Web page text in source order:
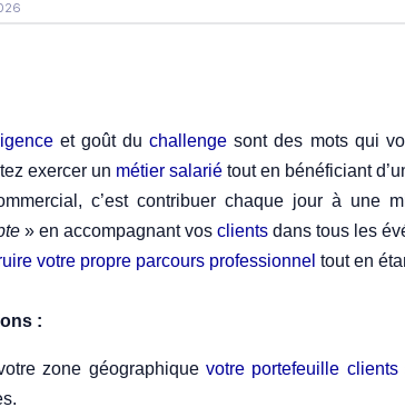
et goût duchallenge sont des mots qui
exercer un métier salarié tout en bénéficiant
c’est contribuer chaque jour à une
» en accompagnant vos clients dans tous les
votre propre parcours professionnel tout en
:
zone géographiquevotre portefeuille clients